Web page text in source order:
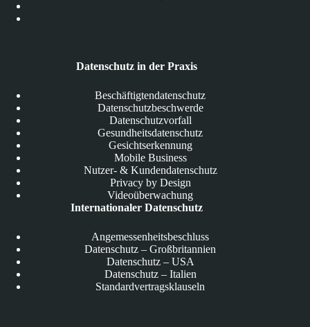
Datenschutz in der Praxis
Beschäftigtendatenschutz
Datenschutzbeschwerde
Datenschutzvorfall
Gesundheitsdatenschutz
Gesichtserkennung
Mobile Business
Nutzer- & Kundendatenschutz
Privacy by Design
Videoüberwachung
Internationaler Datenschutz
Angemessenheitsbeschluss
Datenschutz – Großbritannien
Datenschutz – USA
Datenschutz – Italien
Standardvertragsklauseln